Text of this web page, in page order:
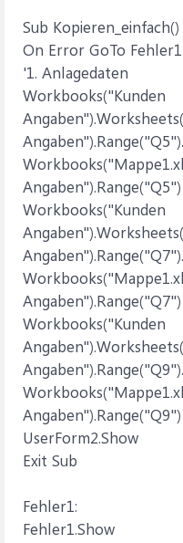
Sub Kopieren_einfach()
On Error GoTo Fehler1
'1. Anlagedaten
Workbooks("Kunden
Angaben").Range("Q5")
Workbooks("Kunden
Angaben").Range("Q7")
Workbooks("Kunden
Angaben").Range("Q9")
UserForm2.Show
Exit Sub
Fehler1:
Fehler1.Show